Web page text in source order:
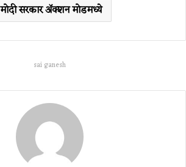
मोदी सरकार अ‍ॅक्शन मोडमध्ये
sai ganesh